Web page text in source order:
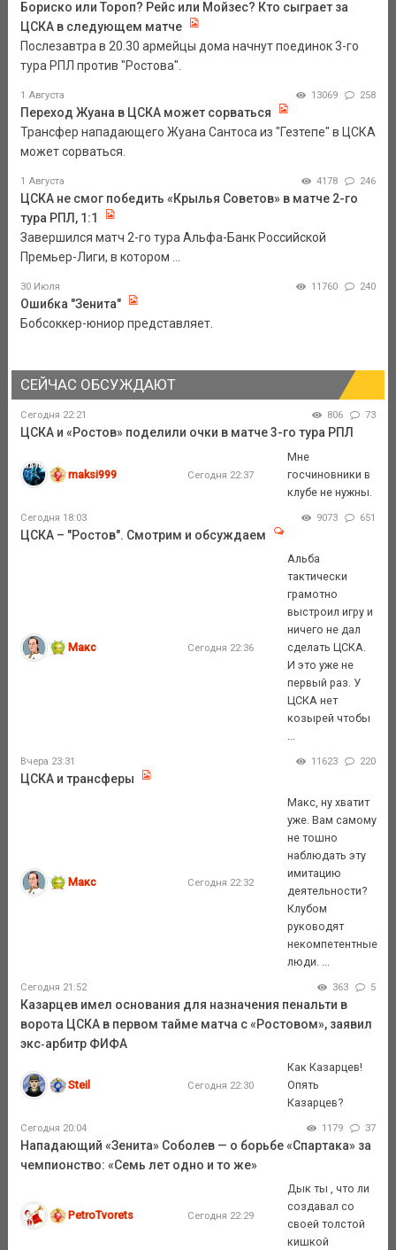
Бориско или Тороп? Рейс или Мойзес? Кто сыграет за
ЦСКА в следующем матче
Послезавтра в 20.30 армейцы дома начнут поединок 3-го
тура РПЛ против "Ростова".
1 Августа 13069 258
Переход Жуана в ЦСКА может сорваться
Трансфер нападающего Жуана Сантоса из "Гезтепе" в ЦСКА
может сорваться.
1 Августа 4178 246
ЦСКА не смог победить «Крылья Советов» в матче 2-го
тура РПЛ, 1:1
Завершился матч 2-го тура Альфа-Банк Российской
Премьер-Лиги, в котором ...
30 Июля 11760 240
Ошибка "Зенита"
Бобсоккер-юниор представляет.
СЕЙЧАС ОБСУЖДАЮТ
Сегодня 22:21 806 73
ЦСКА и «Ростов» поделили очки в матче 3-го тура РПЛ
maksi999 Сегодня 22:37
Мне
госчиновники в
клубе не нужны.
Сегодня 18:03 9073 651
ЦСКА – "Ростов". Смотрим и обсуждаем
Макс Сегодня 22:36
Альба
тактически
грамотно
выстроил игру и
ничего не дал
сделать ЦСКА.
И это уже не
первый раз. У
ЦСКА нет
козырей чтобы
Вчера 23:31 11623 220
ЦСКА и трансферы
Макс Сегодня 22:32
Макс, ну хватит
уже. Вам самому
не тошно
наблюдать эту
имитацию
деятельности?
Клубом
руководят
некомпетентные
люди. ...
Сегодня 21:52 363 5
Казарцев имел основания для назначения пенальти в
ворота ЦСКА в первом тайме матча с «Ростовом», заявил
экс‑арбитр ФИФА
Steil Сегодня 22:30
Как Казарцев!
Опять
Казарцев?
Сегодня 20:04 1179 37
Нападающий «Зенита» Соболев — о борьбе «Спартака» за
чемпионство: «Семь лет одно и то же»
PetroTvorets Сегодня 22:29
Дык ты , что ли
создавал со
своей толстой
кишкой